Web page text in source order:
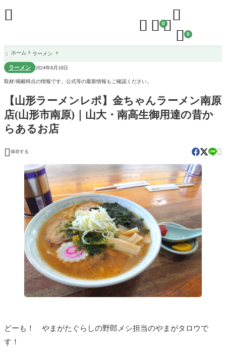
  0

 0

 ホーム ラーメン
ラーメン 2024年8月18日
取材/掲載時点の情報です。公式等の最新情報もご確認ください。
【山形ラーメンレポ】金ちゃんラーメン南原
店(山形市南原)｜山大・南高生御用達の昔か
らあるお店
 保存する 
どーも！ やまがたぐらしの野郎メシ担当のやまがタロウで
す！